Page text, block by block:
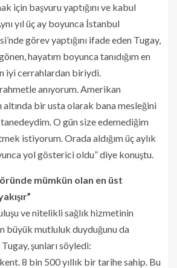
için başvuru yaptığını ve kabul
yıl üç ay boyunca İstanbul
görev yaptığını ifade eden Tugay,
hayatım boyunca tanıdığım en
iyi cerrahlardan biriydi.
anıyorum. Amerikan
altında bir usta olarak bana mesleğini
O gün size edemediğim
istiyorum. Orada aldığım üç aylık
yol gösterici oldu” diye konuştu.
mümkün olan en üst
ve nitelikli sağlık hizmetinin
büyük mutluluk duyduğunu da
şunları söyledi:
8 bin 500 yıllık bir tarihe sahip. Bu